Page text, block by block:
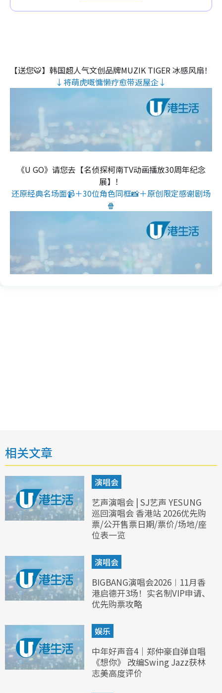
【送您🐯】韩国超人气文创品牌MUZIK TIGER 冰感风扇！
↓将萌虎嘅慵懒疗愈带返屋企↓
《U GO》请您去【名侦探柯南TV动画播放30周年纪念
展】！
还原经典名场面📹＋30位角色同框📸＋原创限定感谢剧场
🍿
相关文章
演唱会
艺声演唱会 | SJ艺声 YESUNG
巡回演唱会 香港站 2026优先购
票/公开售票日期/票价/场地/座
位表一览
演唱会
BIGBANG演唱会2026︱11月香
港启德开3场！实名制VIP申请、
优先购票攻略
娱乐
中年好声音4｜郑仲豪自弹自唱
《想你》 改编Swing Jazz获林
志美高度评价